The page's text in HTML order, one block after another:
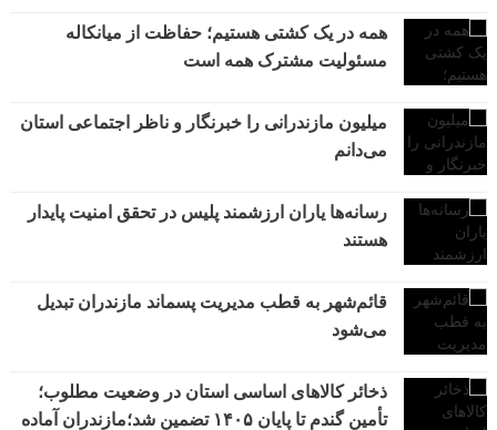
همه در یک کشتی هستیم؛ حفاظت از میانکاله
مسئولیت مشترک همه است
میلیون مازندرانی را خبرنگار و ناظر اجتماعی استان
می‌دانم
رسانه‌ها یاران ارزشمند پلیس در تحقق امنیت پایدار
هستند
قائم‌شهر به قطب مدیریت پسماند مازندران تبدیل
می‌شود
ذخائر کالاهای اساسی استان در وضعیت مطلوب؛
تأمین گندم تا پایان ۱۴۰۵ تضمین شد؛مازندران آماده